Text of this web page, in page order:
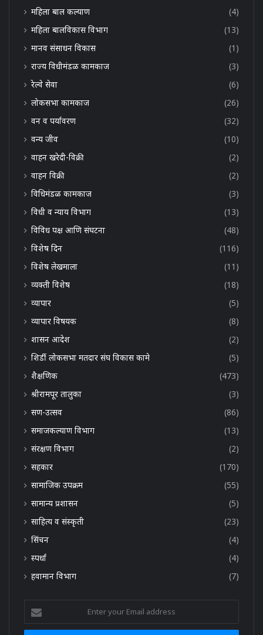
महिला बाल कल्याण
(4)
महिला बालविकास विभाग
(13)
मानव संसाधन विकास
(1)
राज्य विधीमंडळ कामकाज
(3)
रेल्वे सेवा
(6)
लोकसभा कामकाज
(26)
वन व पर्यावरण
(32)
वन्य जीव
(10)
वाहन खरेदी-विक्री
(2)
वाहन विक्री
(2)
विधिमंडळ कामकाज
(3)
विधी व न्याय विभाग
(13)
विविध पक्ष आणि संघटना
(48)
विशेष दिन
(116)
विशेष लेखमाला
(11)
व्यक्ती विशेष
(18)
व्यापार
(5)
व्यापार विषयक
(8)
शासन आदेश
(2)
शिर्डी लोकसभा मतदार संघ विकास कामे
(5)
शैक्षणिक
(473)
श्रीरामपूर तालुका
(3)
सण-उत्सव
(86)
समाजकल्याण विभाग
(13)
संरक्षण विभाग
(2)
सहकार
(170)
सामाजिक उपक्रम
(55)
सामान्य प्रशासन
(5)
साहित्य व संस्कृती
(23)
सिंचन
(4)
स्पर्धा
(4)
हवामान विभाग
(7)
your
Email